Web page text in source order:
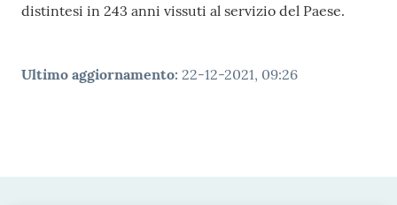
distintesi in 243 anni vissuti al servizio del Paese.
Ultimo aggiornamento: 22-12-2021, 09:26